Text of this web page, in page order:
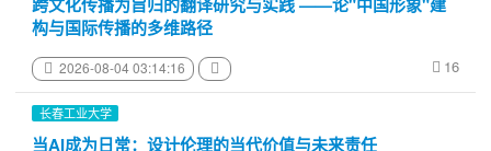
构与国际传播的多维路径
2026-08-04 03:14:16 16
长春工业大学
当AI成为日常：设计伦理的当代价值与未来责任